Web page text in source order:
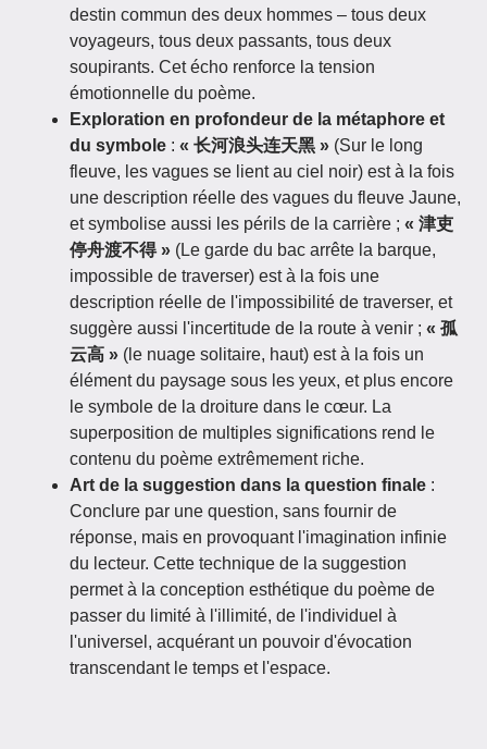
destin commun des deux hommes – tous deux
voyageurs, tous deux passants, tous deux
soupirants. Cet écho renforce la tension
émotionnelle du poème.
Exploration en profondeur de la métaphore et
du symbole : « 长河浪头连天黑 » (Sur le long
fleuve, les vagues se lient au ciel noir) est à la fois
une description réelle des vagues du fleuve Jaune,
et symbolise aussi les périls de la carrière ; « 津吏
停舟渡不得 » (Le garde du bac arrête la barque,
impossible de traverser) est à la fois une
description réelle de l'impossibilité de traverser, et
suggère aussi l'incertitude de la route à venir ; « 孤
云高 » (le nuage solitaire, haut) est à la fois un
élément du paysage sous les yeux, et plus encore
le symbole de la droiture dans le cœur. La
superposition de multiples significations rend le
contenu du poème extrêmement riche.
Art de la suggestion dans la question finale :
Conclure par une question, sans fournir de
réponse, mais en provoquant l'imagination infinie
du lecteur. Cette technique de la suggestion
permet à la conception esthétique du poème de
passer du limité à l'illimité, de l'individuel à
l'universel, acquérant un pouvoir d'évocation
transcendant le temps et l'espace.